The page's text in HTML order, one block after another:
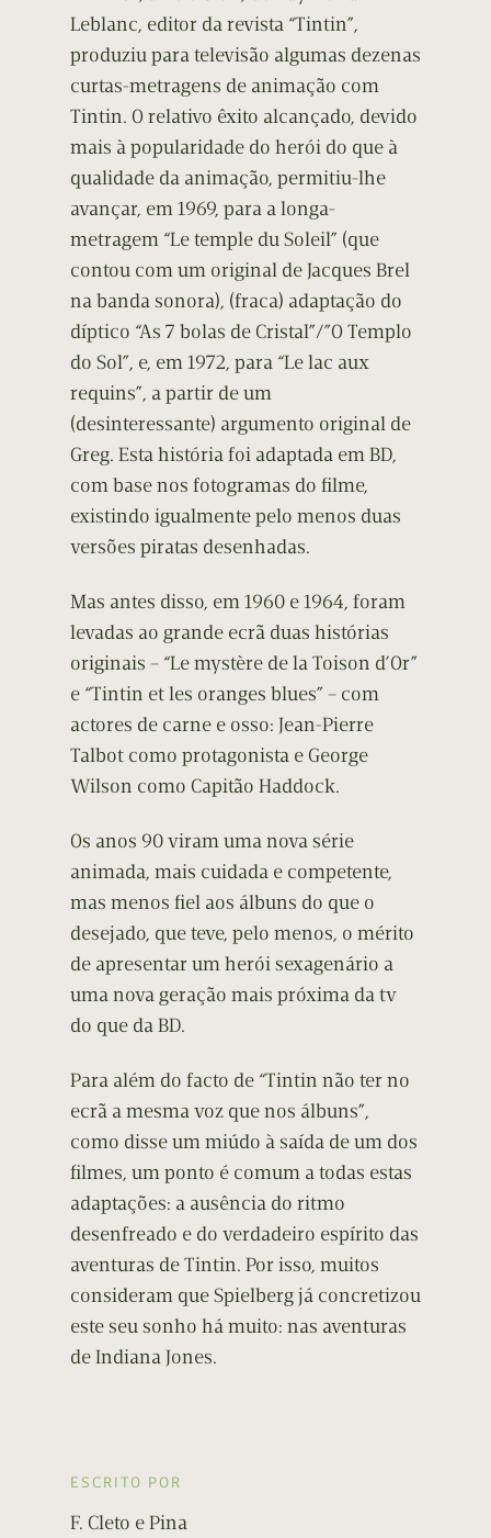
Leblanc, editor da revista “Tintin”,
produziu para televisão algumas dezenas
curtas-metragens de animação com
Tintin. O relativo êxito alcançado, devido
mais à popularidade do herói do que à
qualidade da animação, permitiu-lhe
avançar, em 1969, para a longa-
metragem “Le temple du Soleil” (que
contou com um original de Jacques Brel
na banda sonora), (fraca) adaptação do
díptico “As 7 bolas de Cristal”/”O Templo
do Sol”, e, em 1972, para “Le lac aux
requins”, a partir de um
(desinteressante) argumento original de
Greg. Esta história foi adaptada em BD,
com base nos fotogramas do filme,
existindo igualmente pelo menos duas
versões piratas desenhadas.
Mas antes disso, em 1960 e 1964, foram
levadas ao grande ecrã duas histórias
originais – “Le mystère de la Toison d’Or”
e “Tintin et les oranges blues” – com
actores de carne e osso: Jean-Pierre
Talbot como protagonista e George
Wilson como Capitão Haddock.
Os anos 90 viram uma nova série
animada, mais cuidada e competente,
mas menos fiel aos álbuns do que o
desejado, que teve, pelo menos, o mérito
de apresentar um herói sexagenário a
uma nova geração mais próxima da tv
do que da BD.
Para além do facto de “Tintin não ter no
ecrã a mesma voz que nos álbuns”,
como disse um miúdo à saída de um dos
filmes, um ponto é comum a todas estas
adaptações: a ausência do ritmo
desenfreado e do verdadeiro espírito das
aventuras de Tintin. Por isso, muitos
consideram que Spielberg já concretizou
este seu sonho há muito: nas aventuras
de Indiana Jones.
ESCRITO POR
F. Cleto e Pina